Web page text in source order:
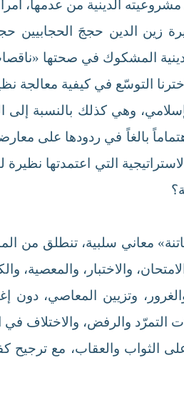
الدينية من عدمها، أمراً
زين الدين حججَ
الدينية المشكوك في صحتها
التوسّع في كيفية معالجة
وهي كذلك بالنسبة إلى
بالغاً في ردودها على
التي اعتمدتها
معاني سلبية، تنطلق من
والاختبار، والمعصية،
وتزيين المعاصي، دون
التمرّد والرفض، والاختلاف في
الثواب والعقاب، مع ترجيح